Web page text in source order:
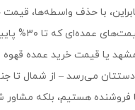
با حذف واسطه‌ها، قیمت
پایین‌تر از بازار است.
مشهد یا قیمت خرید عمده
هستیم، بلکه